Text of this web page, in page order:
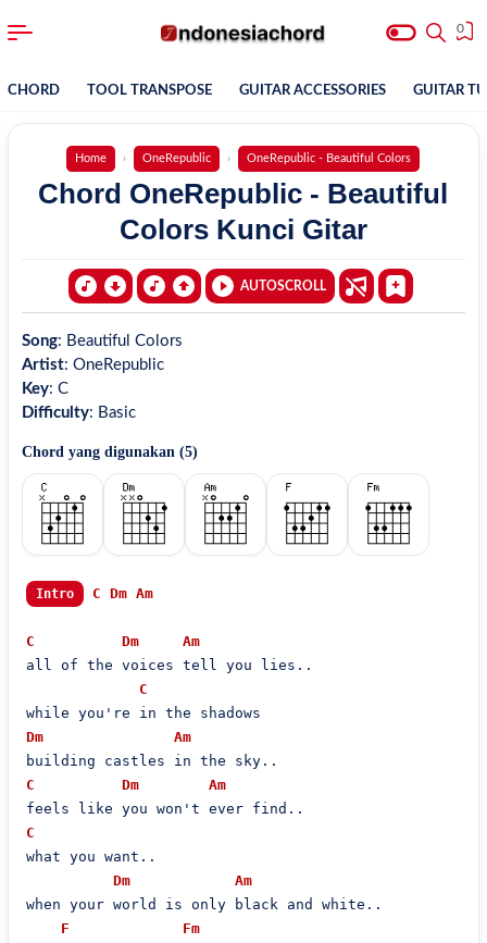
0
CHORD TOOL TRANSPOSE GUITAR ACCESSORIES GUITAR
Home OneRepublic OneRepublic - Beautiful Colors
Chord OneRepublic - Beautiful
Colors Kunci Gitar
AUTOSCROLL
Song: Beautiful Colors
Artist: OneRepublic
Key: C
Difficulty: Basic
Chord yang digunakan (5)
Intro C Dm Am
C Dm
Am
all of the voices tell you lies..
C
Dm
Am
C
Dm
Am
C
what you want..
Dm
Am
when your world is only black and white..
F
Fm